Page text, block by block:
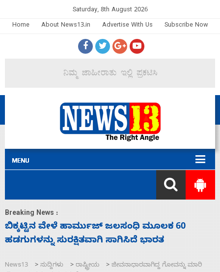
Saturday, 8th August 2026
Home
About News13.in Advertise With Us Subscribe Now
Breaking News :
ನಾಗೇಂದ್ರ ರಾಜೀನಾಮೆ ಕೊಡದಿದ್ದರೆ ಸದನ ನಡೆಸಲು
ಬಿಡೆವು: ಛಲವಾದಿ ನಾರಾಯಣಸ್ವಾಮಿ
News13 > ಸುದ್ದಿಗಳು > ರಾಷ್ಟ್ರೀಯ > ಜೀವನಾಧಾರವಾಗಿದ್ದ ಗೋವನ್ನು ಮಾರಿ